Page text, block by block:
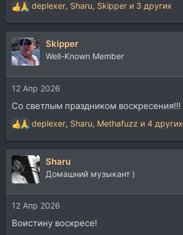
Р
е
а
к
ц
и
и
:
deplexer, Sharu, Skipper и 3 других
Skipper
Well-Known Member
12 Апр 2026
Со светлым праздником воскресения!!!
Р
е
а
к
ц
и
и
:
deplexer, Sharu, Methafuzz и 4 других
Sharu
Домашний музыкант )
12 Апр 2026
Воистину воскресе!